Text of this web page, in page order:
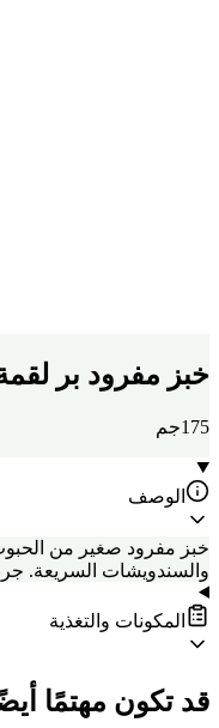
خبز مفرود بر
175جم
الوصف
خبز مفرود صغير من
والسندويشات السريعة.
المكونات والتغذية
قد تكون مهتمًا